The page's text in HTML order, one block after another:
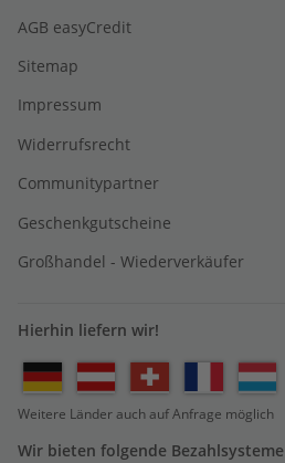
AGB easyCredit
Sitemap
Impressum
Widerrufsrecht
Communitypartner
Geschenkgutscheine
Großhandel - Wiederverkäufer
Hierhin liefern wir!
Weitere Länder auch auf Anfrage möglich
Wir bieten folgende Bezahlsysteme